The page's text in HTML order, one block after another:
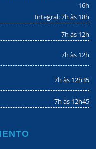
16h
Integral: 7h às 18h
7h às 12h
7h às 12h
7h às 12h35
7h às 12h45